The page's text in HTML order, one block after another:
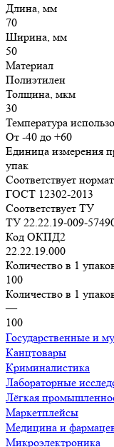
Длина, мм
70
Ширина, мм
50
Материал
Полиэтилен
Толщина, мкм
30
Температура
От -40 до +60
Единица измерения
упак
Соответствует
ГОСТ 12302-2013
Соответствует ТУ
ТУ 22.22.19-009-
Код ОКПД2
22.22.19.000
Количество в 1
100
Количество в 1
—
100
Государственные и
Канцтовары
Криминалистика
Лабораторные
Лёгкая
Маркетплейсы
Медицина и
Микроэлектроника